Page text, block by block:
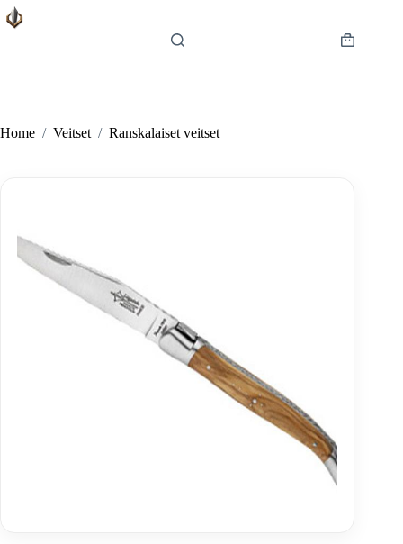
Skip
to
Shopping
Home / Veitset / Ranskalaiset veitset